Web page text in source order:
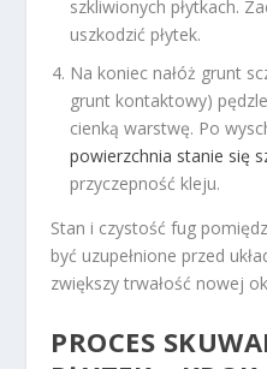
szkliwionych płytkach.
uszkodzić płytek.
Na koniec nałóż grunt
grunt kontaktowy)
cienką warstwę. Po
powierzchnia stanie się
przyczepność kleju.
Stan i czystość fug
być uzupełnione przed
zwiększy trwałość nowej
PROCES